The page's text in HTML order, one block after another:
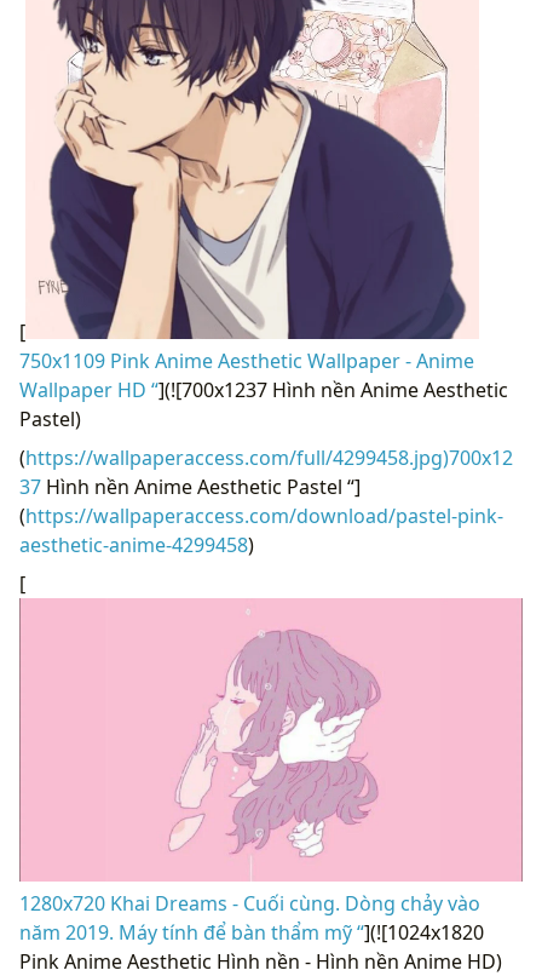
[
750x1109 Pink Anime Aesthetic Wallpaper - Anime
Wallpaper HD “](![700x1237 Hình nền Anime Aesthetic
Pastel)
(https://wallpaperaccess.com/full/4299458.jpg)700x12
37 Hình nền Anime Aesthetic Pastel “]
(https://wallpaperaccess.com/download/pastel-pink-
aesthetic-anime-4299458)
[
1280x720 Khai Dreams - Cuối cùng. Dòng chảy vào
năm 2019. Máy tính để bàn thẩm mỹ “](![1024x1820
Pink Anime Aesthetic Hình nền - Hình nền Anime HD)